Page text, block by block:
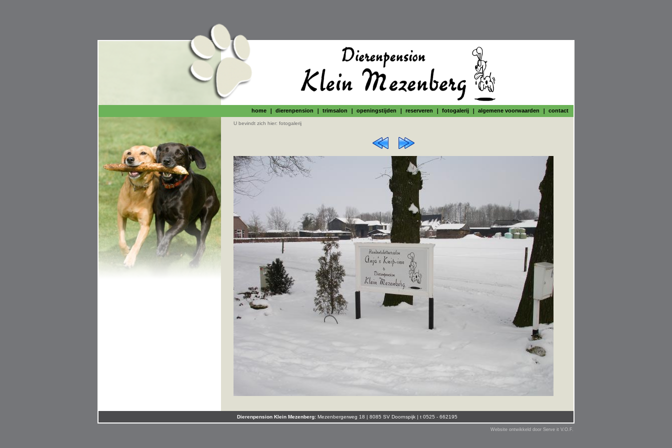
home dierenpension trimsalon openingstijden reserveren fotogalerij algemene voorwaarden contact
U bevindt zich hier: fotogalerij
Dierenpension Klein Mezenberg: Mezenbergerweg 18 | 8085 SV Doornspijk | t 0525 - 662195
Website ontwikkeld door Serve it V.O.F.